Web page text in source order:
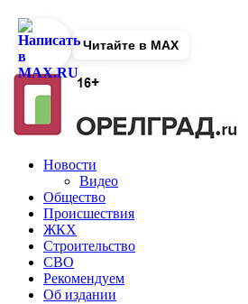
Новости
Видео
Общество
Происшествия
ЖКХ
Строительство
СВО
Рекомендуем
Об издании
Читайте в MAX